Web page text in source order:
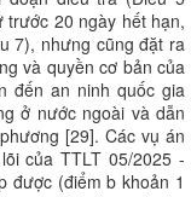
trước 20 ngày hết hạn,
7), nhưng cũng đặt ra
và quyền cơ bản của
đến an ninh quốc gia
ở nước ngoài và dẫn
[29]. Các vụ án
của TTLT 05/2025 -
được (điểm b khoản 1